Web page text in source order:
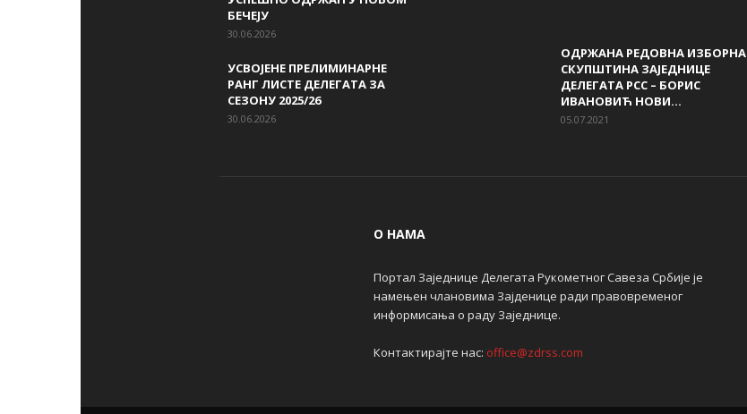
БЕЧЕЈУ
30.06.2026
УСВОЈЕНЕ ПРЕЛИМИНАРНЕ
РАНГ ЛИСТЕ ДЕЛЕГАТА ЗА
СЕЗОНУ 2025/26
30.06.2026
ОДРЖАНА РЕДОВНА ИЗБОРНА
СКУПШТИНА ЗАЈЕДНИЦЕ
ДЕЛЕГАТА РСС – БОРИС
ИВАНОВИЋ НОВИ...
05.07.2021
О НАМА
Портал Заједнице Делегата Рукометног Савеза Србије је
намењен члановима Зајденице ради правовременог
информисања о раду Заједнице.
Контактирајте нас: office@zdrss.com